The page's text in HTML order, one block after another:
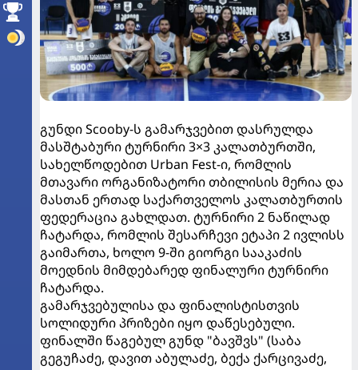
გუნდი Scooby-ს გამარჯვებით დასრულდა
მასშტაბური ტურნირი 3×3 კალათბურთში,
სახელწოდებით Urban Fest-ი, რომლის
მთავარი ორგანიზატორი თბილისის მერია და
მასთან ერთად საქართველოს კალათბურთის
ფედერაცია გახლდათ. ტურნირი 2 ნაწილად
ჩატარდა, რომლის შესარჩევი ეტაპი 2 ივლისს
გაიმართა, ხოლო 9-ში გიორგი სააკაძის
მოედნის მიმდებარედ ფინალური ტურნირი
ჩატარდა.
გამარჯვებულისა და ფინალისტისთვის
სოლიდური პრიზები იყო დაწესებული.
ფინალში წაგებულ გუნდ "ბავშვს" (საბა
გეგუჩაძე, დავით აბულაძე, ბექა ქარცივაძე,